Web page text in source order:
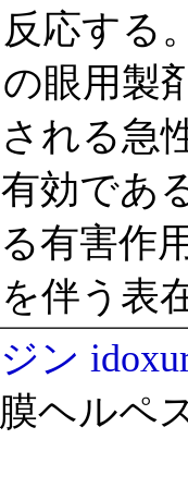
応する
眼用製
れる急
効であ
有害作
伴う表
ン
ヘルペ